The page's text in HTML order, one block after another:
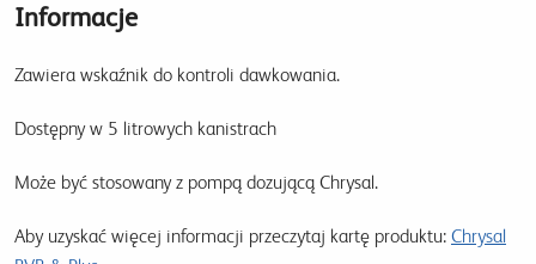
Informacje
Zawiera wskaźnik do kontroli dawkowania.
Dostępny w 5 litrowych kanistrach
Może być stosowany z pompą dozującą Chrysal.
Aby uzyskać więcej informacji przeczytaj kartę produktu: Chrysal